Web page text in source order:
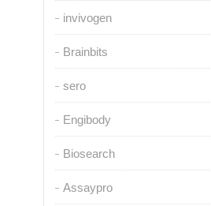
invivogen
Brainbits
sero
Engibody
Biosearch
Assaypro